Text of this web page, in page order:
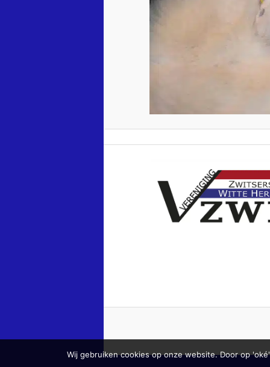
Wij gebruiken cookies op onze website. Door op